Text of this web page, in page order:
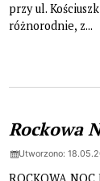
przy ul.
różnorodnie, z...
Rockowa
Utworzono:
ROCKOWA